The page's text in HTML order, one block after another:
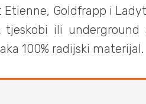
Goldfrapp i
ili underground
100% radijski materijal.